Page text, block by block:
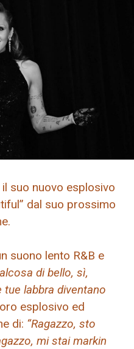
suo nuovo esplosivo
dal suo prossimo
suono lento R&B e
di bello, sì,
labbra diventano
esplosivo ed
di: “Ragazzo, sto
mi stai markin